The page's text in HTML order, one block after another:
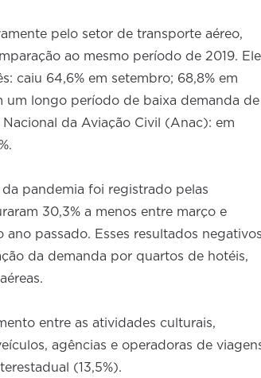
pelo setor de transporte aéreo,
ao mesmo período de 2019. Ele
caiu 64,6% em setembro; 68,8% em
um longo período de baixa demanda de
da Aviação Civil (Anac): em
pandemia foi registrado pelas
30,3% a menos entre março e
passado. Esses resultados
da demanda por quartos de hotéis,
entre as atividades culturais,
agências e operadoras de
(13,5%).